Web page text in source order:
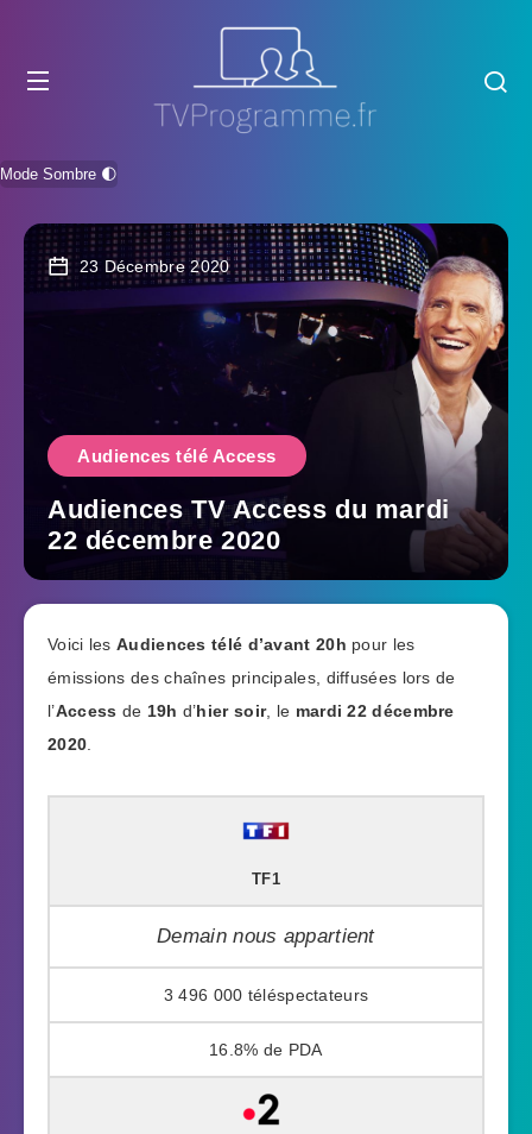
Mode Sombre 🌓
23 Décembre 2020
Audiences télé Access
Audiences TV Access du mardi
22 décembre 2020
Voici les Audiences télé d’avant 20h pour les
émissions des chaînes principales, diffusées lors de
l’Access de 19h d’hier soir, le mardi 22 décembre
2020
TF1
Demain nous appartient
3 496 000
16.8%